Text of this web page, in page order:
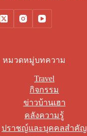
หมวดหมู่บทความ
Travel
กิจกรรม
ข่าวบ้านเฮา
คลังความรู้
ปราชญ์และบุคคลสำคัญ